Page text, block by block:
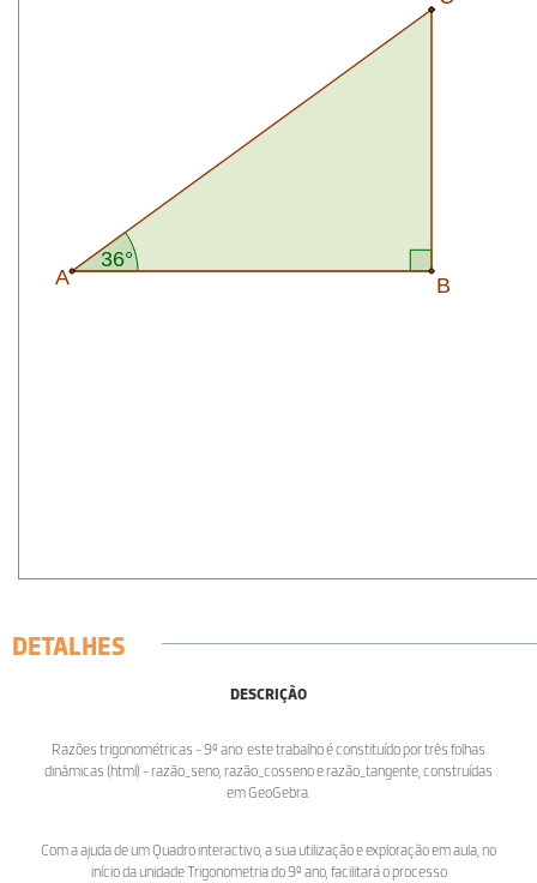
DETALHES
DESCRIÇÃO
Razões trigonométricas - 9º ano: este trabalho é constituído por três folhas
dinâmicas (html) - razão_seno, razão_cosseno e razão_tangente, construídas
em GeoGebra.
Com a ajuda de um Quadro interactivo, a sua utilização e exploração em aula, no
início da unidade Trigonometria do 9º ano, facilitará o processo